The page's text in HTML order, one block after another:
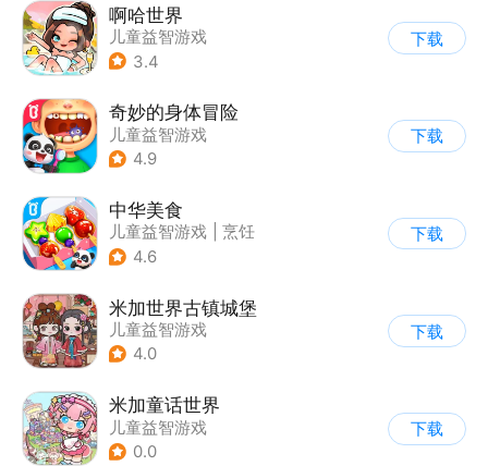
啊哈世界
儿童益智游戏
3.4
下载
奇妙的身体冒险
儿童益智游戏
4.9
下载
中华美食
儿童益智游戏
烹饪
4.6
下载
米加世界古镇城堡
儿童益智游戏
4.0
下载
米加童话世界
儿童益智游戏
0.0
下载